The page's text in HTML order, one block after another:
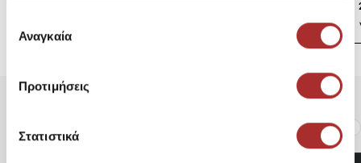
των υπηρεσιών τους.
συγκατάθεσης
Αναγκαία
Προτιμήσεις
Στατιστικά